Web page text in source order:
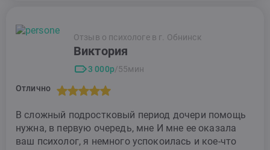
Отзыв о психологе в г. Обнинск
Виктория
3 000р/55мин
Отлично
В сложный подростковый период дочери помощь
нужна, в первую очередь, мне И мне ее оказала
ваш психолог, я немного успокоилась и кое-что